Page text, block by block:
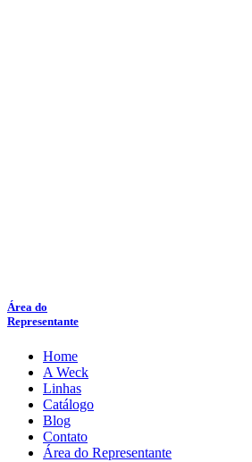
Área do
Representante
Home
A Weck
Linhas
Catálogo
Blog
Contato
Área do Representante